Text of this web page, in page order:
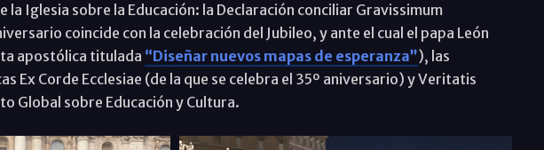
la Iglesia sobre la Educación: la Declaración conciliar Gravissimum
coincide con la celebración del Jubileo, y ante el cual el papa León
apostólica titulada “Diseñar nuevos mapas de esperanza”), las
Ex Corde Ecclesiae (de la que se celebra el 35º aniversario) y Veritatis
Global sobre Educación y Cultura.